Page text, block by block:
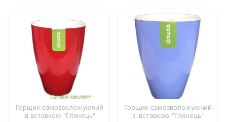
Горщик самозволожуючий
зі вставкою "Глянець"
Горщик самозволожуючий
зі вставкою "Глянець"